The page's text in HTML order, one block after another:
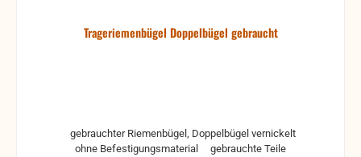
Trageriemenbügel Doppelbügel gebraucht
ohne Befestigungsmaterial gebrauchte Teile